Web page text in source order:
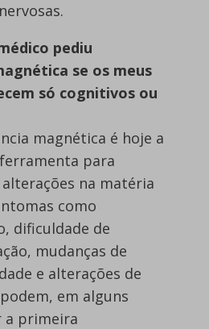
pediu
se os meus
só cognitivos ou
magnética é hoje a
para
na matéria
como
dificuldade de
mudanças de
e alterações de
em alguns
a primeira